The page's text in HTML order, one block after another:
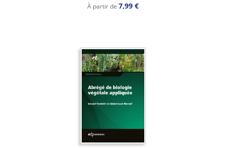
À partir de 7,99 €